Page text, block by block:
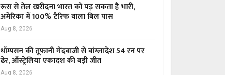
रूस से तेल खरीदना भारत को पड़ सकता है भारी,
अमेरिका में 100% टैरिफ वाला बिल पास
Aug 8, 2026
थॉम्पसन की तूफानी गेंदबाजी से बांग्लादेश 54 रन पर
ढेर, ऑस्ट्रेलिया एकादश की बड़ी जीत
Aug 8, 2026